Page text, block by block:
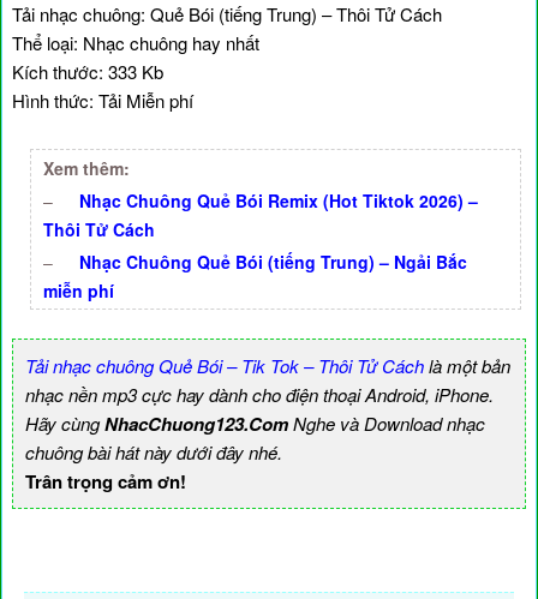
Tải nhạc chuông: Quẻ Bói (tiếng Trung) – Thôi Tử Cách
Thể loại: Nhạc chuông hay nhất
Kích thước: 333 Kb
Hình thức: Tải Miễn phí
Xem thêm:
–
Nhạc Chuông Quẻ Bói Remix (Hot Tiktok 2026) –
Thôi Tử Cách
–
Nhạc Chuông Quẻ Bói (tiếng Trung) – Ngải Bắc
miễn phí
Tải nhạc chuông Quẻ Bói – Tik Tok – Thôi Tử Cáchlà một bản
nhạc nền mp3 cực hay dành cho điện thoại Android, iPhone.
Hãy cùngNhacChuong123.ComNghe và Download nhạc
chuông bài hát này dưới đây nhé.
Trân trọng cảm ơn!